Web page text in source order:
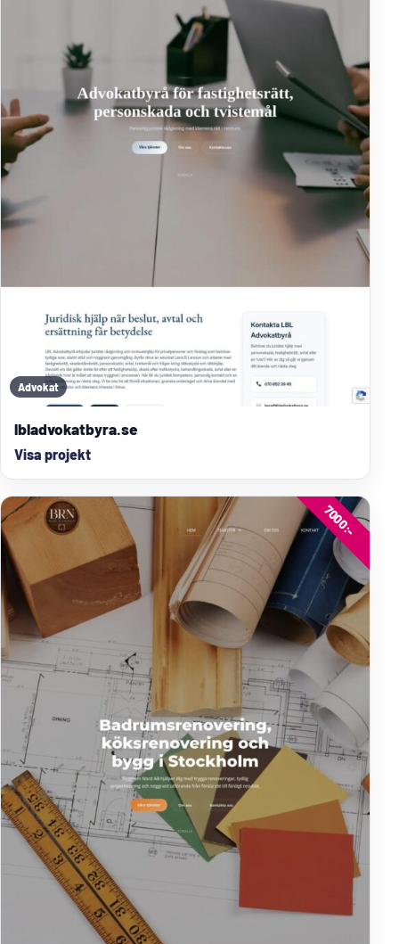
Advokat
lbladvokatbyra.se
Visa projekt
7000:-